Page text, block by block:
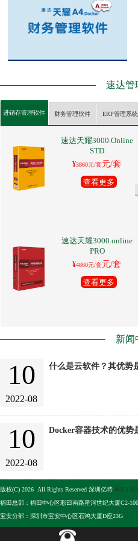
速达管
进销存管理软件 财务管理软件 ERP管理系统
速达天耀3000.Online
STD
¥3860元/套元/套
查看更多
速达天耀3000.online
PRO
¥4860元/套元/套
查看更多
新闻
10
2022-08
什么是云软件？其优势
10
2022-08
Docker容器技术的优势
版权(C) 2026 All Rights Reserved 深圳亿特 粤ICP备
福田总部：福田中心区彩田南路星河世纪大厦C2-
宝安分部：深圳市宝安中心区石鸿大厦D座23G